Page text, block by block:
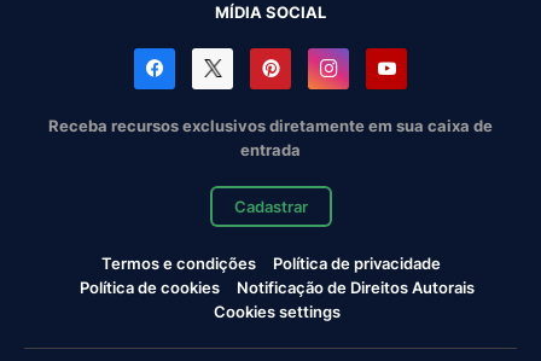
MÍDIA SOCIAL
Receba recursos exclusivos diretamente em sua caixa de
entrada
Cadastrar
Termos e condições
Política de privacidade
Política de cookies
Notificação de Direitos Autorais
Cookies settings